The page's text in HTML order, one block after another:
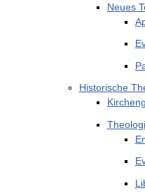
Neues
Historische